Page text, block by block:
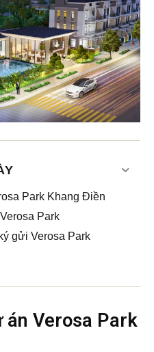
Park Khang Điền
Park
gửi Verosa Park
án Verosa Park